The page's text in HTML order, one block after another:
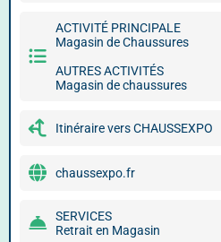
ACTIVITÉ PRINCIPALE
Magasin de Chaussures
AUTRES ACTIVITÉS
Magasin de chaussures
Itinéraire vers CHAUSSEXPO
chaussexpo.fr
SERVICES
Retrait en Magasin